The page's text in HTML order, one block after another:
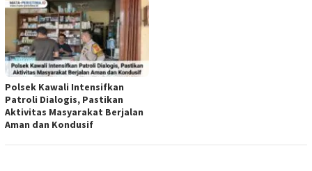
Polsek Kawali Intensifkan
Patroli Dialogis, Pastikan
Aktivitas Masyarakat Berjalan
Aman dan Kondusif